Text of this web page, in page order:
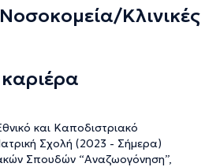
Κλινικές
και Καποδιστριακό
Σχολή (2023 - Σήμερα)
Σπουδών “Αναζωογόνηση”,